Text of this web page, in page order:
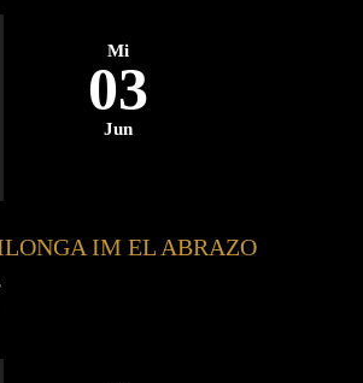
Mi
03
Jun
IM EL ABRAZO